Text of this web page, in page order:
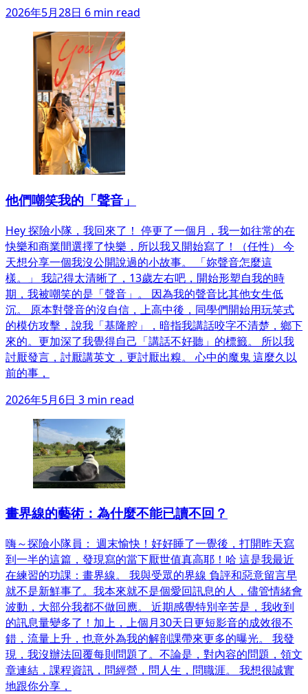
2026年5月28日 6 min read
他們嘲笑我的「聲音」
Hey 探險小隊，我回來了！ 停更了一個月，我一如往常的在
快樂和商業間選擇了快樂，所以我又開始寫了！（任性） 今
天想分享一個我沒公開說過的小故事。 「妳聲音怎麼這
樣。」 我記得太清晰了，13歲左右吧，開始形塑自我的時
期，我被嘲笑的是「聲音」。 因為我的聲音比其他女生低
沉。 原本對聲音的沒自信，上高中後，同學們開始用玩笑式
的模仿攻擊，說我「基隆腔」，暗指我講話咬字不清楚，鄉下
來的。更加深了我覺得自己「講話不好聽」的標籤。 所以我
討厭發言，討厭講英文，更討厭出糗。 心中的魔鬼 這麼久以
前的事，
2026年5月6日 3 min read
畫界線的藝術：為什麼不能已讀不回？
嗨～探險小隊員： 週末愉快！好好睡了一覺後，打開昨天寫
到一半的這篇，發現寫的當下厭世值真高耶！哈 這是我最近
在練習的功課：畫界線。 我與受眾的界線 負評和惡意留言早
就不是新鮮事了。我本來就不是個愛回訊息的人，儘管情緒會
波動，大部分我都不做回應。 近期感覺特別辛苦是，我收到
的訊息量變多了！加上，上個月30天日更短影音的成效很不
錯，流量上升，也意外為我的解剖課帶來更多的曝光。 我發
現，我沒辦法回覆每則問題了。不論是，對內容的問題，領文
章連結，課程資訊，問經營，問人生，問職涯。 我想很誠實
地跟你分享，